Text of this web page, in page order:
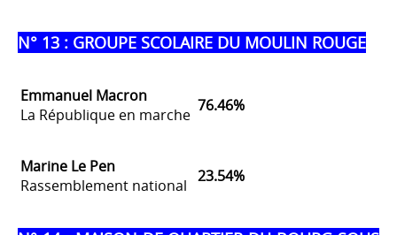
N° 13 : GROUPE SCOLAIRE DU MOULIN ROUGE
Emmanuel Macron
La République en marche 76.46%
Marine Le Pen
Rassemblement national 23.54%